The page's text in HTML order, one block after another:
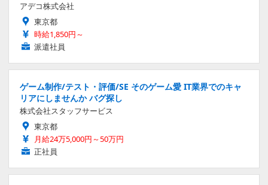
アデコ株式会社
東京都
時給1,850円～
派遣社員
ゲーム制作/テスト・評価/SE そのゲーム愛 IT業界でのキャ
リアにしませんか バグ探し
株式会社スタッフサービス
東京都
月給24万5,000円～50万円
正社員